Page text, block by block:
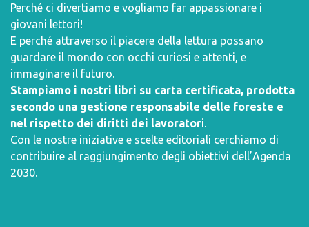
Perché ci divertiamo e vogliamo far appassionare i
giovani lettori!
E perché attraverso il piacere della lettura possano
guardare il mondo con occhi curiosi e attenti, e
immaginare il futuro.
Stampiamo i nostri libri su carta certificata, prodotta
secondo una gestione responsabile delle foreste e
nel rispetto dei diritti dei lavoratori.
Con le nostre iniziative e scelte editoriali cerchiamo di
contribuire al raggiungimento degli obiettivi dell’Agenda
2030